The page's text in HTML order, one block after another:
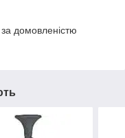
домовленістю